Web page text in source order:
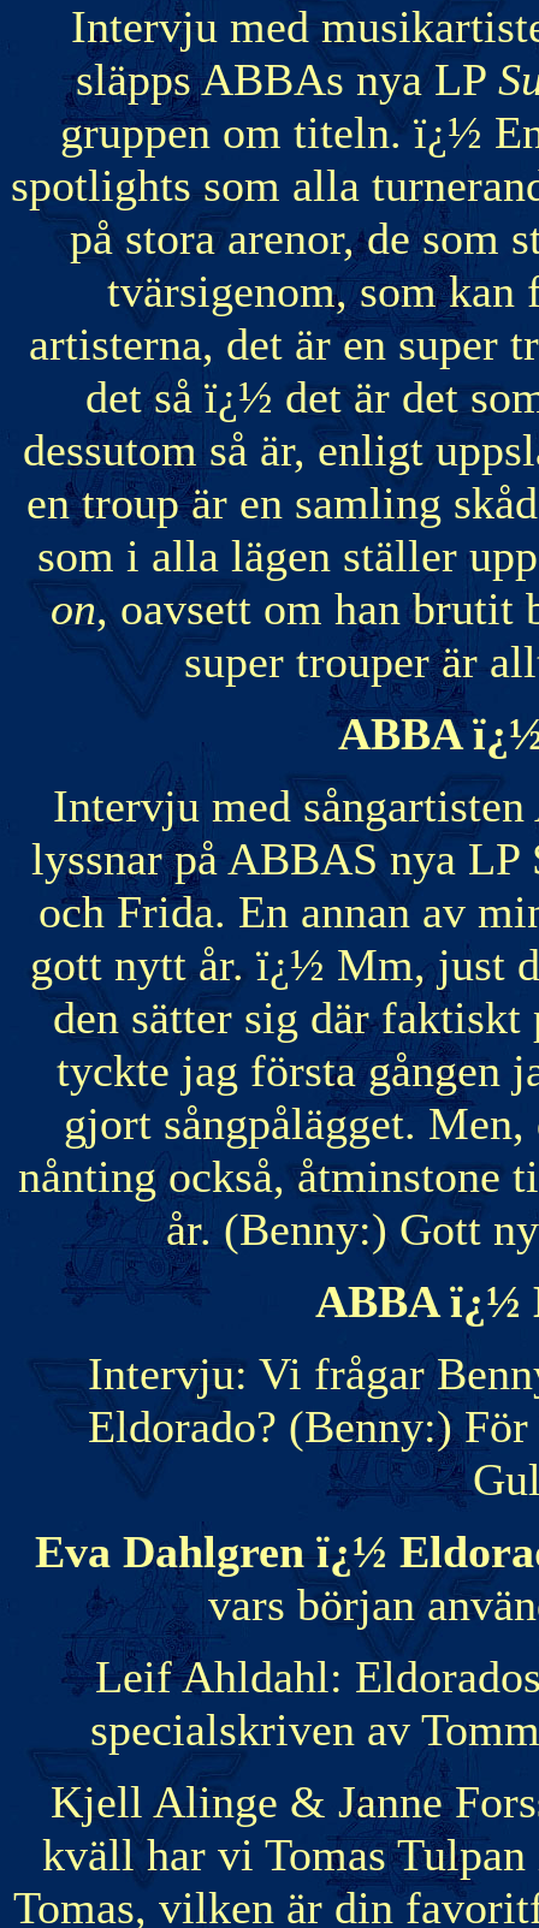
Intervju med
släpps ABBAs nya LP
gruppen om titeln. ï¿½
spotlights som alla
på stora arenor, de som
tvärsigenom, som kan
artisterna, det är en super
det så ï¿½ det är det
dessutom så är, enligt
en troup är en samling
som i alla lägen ställer
on, oavsett om han brutit
super trouper är
ABBA
Intervju med
lyssnar på ABBAS nya LP
och Frida. En annan av
gott nytt år. ï¿½ Mm, just
den sätter sig där faktiskt
tyckte jag första gången
gjort sångpålägget.
nånting också, åtminstone
år. (Benny:) Gott
ABBA ï¿½
Intervju: Vi frågar
Eldorado? (Benny:)
Eva Dahlgren ï¿½
vars början
Leif Ahldahl:
specialskriven av
Kjell Alinge & Janne
kväll har vi Tomas
Tomas, vilken är din